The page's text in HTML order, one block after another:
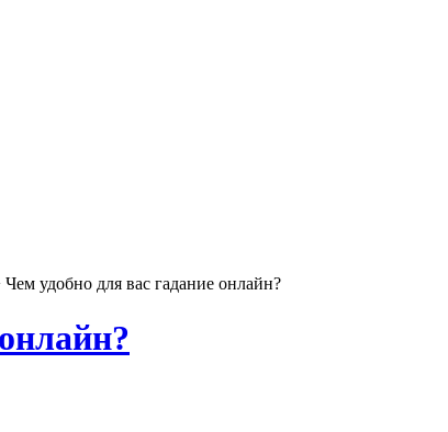
Чем удобно для вас гадание онлайн?